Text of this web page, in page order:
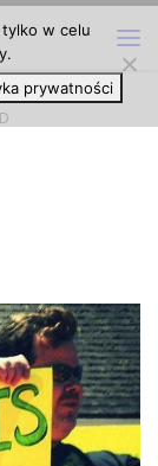
w celu
prywatności